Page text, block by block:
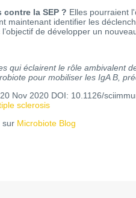
contre la SEP ? Elles pourraient
maintenant identifier les
de développer un
qui éclairent le rôle ambivalent
pour mobiliser les IgA B,
Nov 2020 DOI: 10.1126/
sclerosis
sur Microbiote Blog